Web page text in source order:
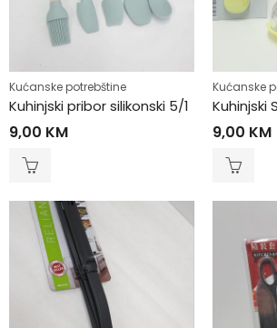
Kućanske potrebštine
Kuhinjski pribor silikonski 5/1
9,00 KM
Kućanske
Kuhinjski
9,00 KM